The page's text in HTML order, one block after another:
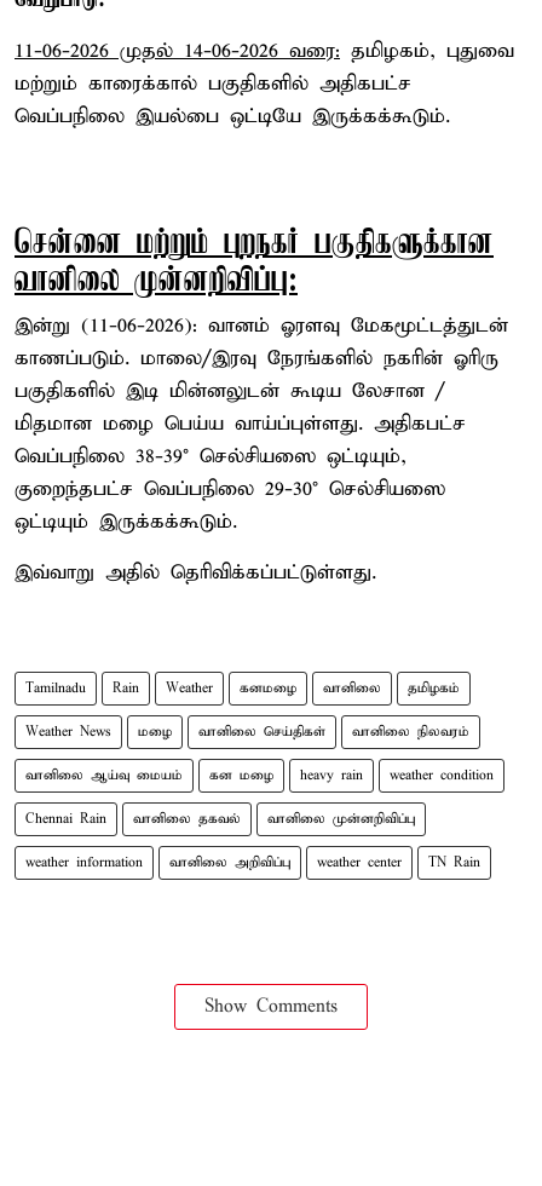
11-06-2026 முதல் 14-06-2026 வரை: தமிழகம், புதுவை
மற்றும் காரைக்கால் பகுதிகளில் அதிகபட்ச
வெப்பநிலை இயல்பை ஒட்டியே இருக்கக்கூடும்.
சென்னை மற்றும் புறநகர் பகுதிகளுக்கான
வானிலை முன்னறிவிப்பு:
இன்று (11-06-2026): வானம் ஓரளவு மேகமூட்டத்துடன்
காணப்படும். மாலை/இரவு நேரங்களில் நகரின் ஓரிரு
பகுதிகளில் இடி மின்னலுடன் கூடிய லேசான /
மிதமான மழை பெய்ய வாய்ப்புள்ளது. அதிகபட்ச
வெப்பநிலை 38-39° செல்சியஸை ஒட்டியும்,
குறைந்தபட்ச வெப்பநிலை 29-30° செல்சியஸை
ஒட்டியும் இருக்கக்கூடும்.
இவ்வாறு அதில் தெரிவிக்கப்பட்டுள்ளது.
Tamilnadu Rain Weather கனமழை வானிலை தமிழகம்
Weather News மழை வானிலை செய்திகள் வானிலை நிலவரம்
வானிலை ஆய்வு மையம் கன மழை heavy rain weather condition
Chennai Rain வானிலை தகவல் வானிலை முன்னறிவிப்பு
weather information வானிலை அறிவிப்பு weather center TN Rain
Show Comments